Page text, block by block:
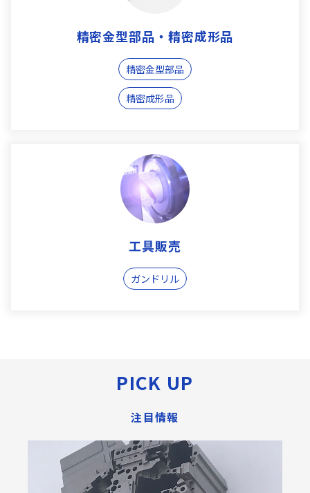
精密金型部品・精密成形品
精密金型部品
精密成形品
工具販売
ガンドリル
PICK UP
注目情報